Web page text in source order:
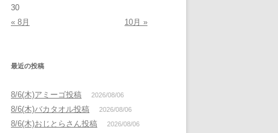
30
« 8月
10月 »
最近の投稿
8/6(木)アミーゴ投稿 2026/08/06
8/6(木)バカタオル投稿 2026/08/06
8/6(木)おじとらさん投稿 2026/08/06